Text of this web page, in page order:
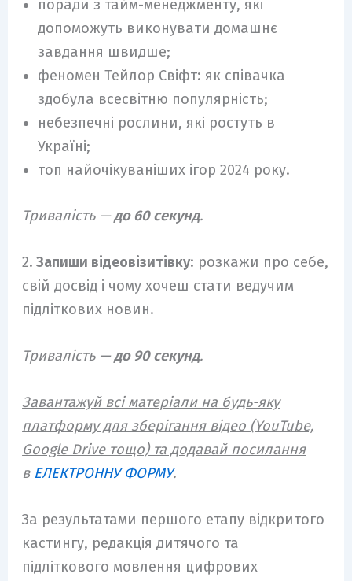
поради з тайм-менеджменту, які
допоможуть виконувати домашнє
завдання швидше;
феномен Тейлор Свіфт: як співачка
здобула всесвітню популярність;
небезпечні рослини, які ростуть в
Україні;
топ найочікуваніших ігор 2024 року.
Тривалість —до 60 секунд.
2. Запиши відеовізитівку: розкажи про себе,
свій досвід і чому хочеш стати ведучим
підліткових новин.
Тривалість —до 90 секунд.
Завантажуй всі матеріали на будь-яку
платформу для зберігання відео (YouTube,
Google Drive тощо) та додавай посилання
в ЕЛЕКТРОННУ ФОРМУ.
За результатами першого етапу відкритого
кастингу, редакція дитячого та
підліткового мовлення цифрових